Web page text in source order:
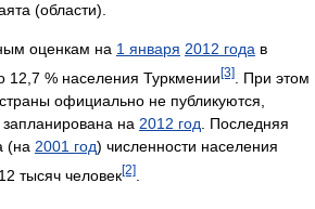
(области).
оценкам на 1 января 2012 года в
% населения Туркмении[3]
. При этом
официально не публикуются,
на 2012 год . Последняя
(на 2001 год) численности населения
тысяч человек[2]